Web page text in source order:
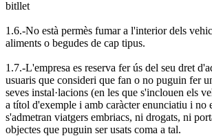
bitllet
1.6.-No està permès fumar a l'interior dels
aliments o begudes de cap tipus.
1.7.-L'empresa es reserva fer ús del seu dret
usuaris que consideri que fan o no puguin fer
seves instal·lacions (en les que s'inclouen els
a títol d'exemple i amb caràcter enunciatiu i no
s'admetran viatgers embriacs, ni drogats, ni
objectes que puguin ser usats coma a tal.